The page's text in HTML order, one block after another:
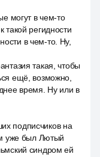
могут в чем-то
такой регидности
в чем-то. Ну,
такая, чтобы
ещё, возможно,
время. Ну или в
подписчиков на
уже был Лютый
синдром ей